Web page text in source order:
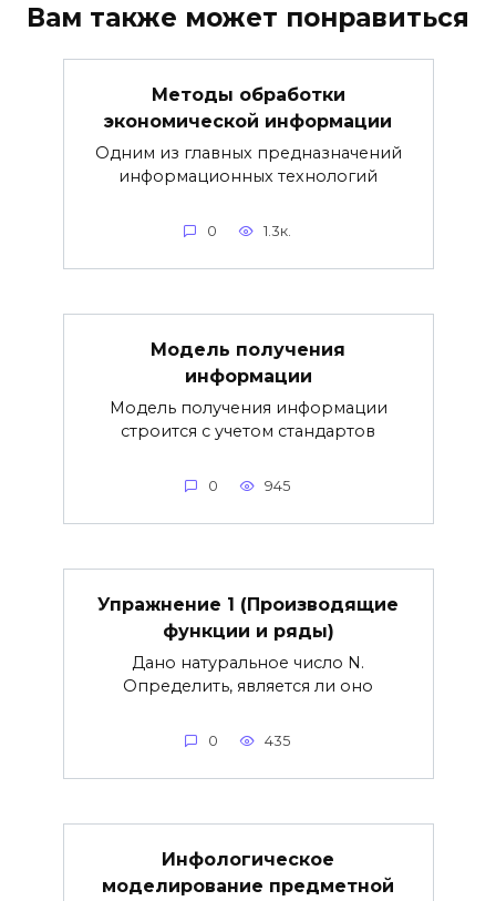
Вам также может понравиться
Методы обработки
экономической информации
Одним из главных предназначений
информационных технологий
0 1.3к.
Модель получения
информации
Модель получения информации
строится с учетом стандартов
0 945
Упражнение 1 (Производящие
функции и ряды)
Дано натуральное число N.
Определить, является ли оно
0 435
Инфологическое
моделирование предметной